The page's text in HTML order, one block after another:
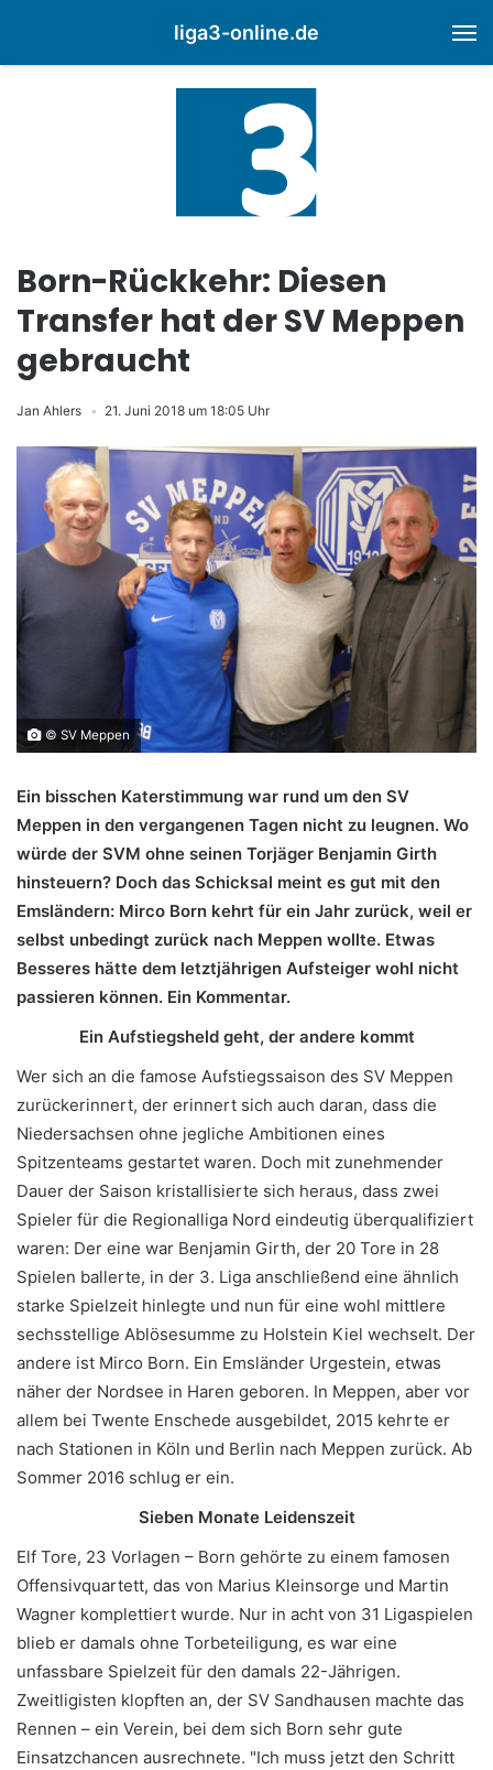
liga3-online.de
Born-Rückkehr: Diesen
Transfer hat der SV Meppen
gebraucht
Jan Ahlers 21. Juni 2018 um 18:05 Uhr
© SV Meppen
Ein bisschen Katerstimmung war rund um den SV
Meppen in den vergangenen Tagen nicht zu leugnen. Wo
würde der SVM ohne seinen Torjäger Benjamin Girth
hinsteuern? Doch das Schicksal meint es gut mit den
Emsländern: Mirco Born kehrt für ein Jahr zurück, weil er
selbst unbedingt zurück nach Meppen wollte. Etwas
Besseres hätte dem letztjährigen Aufsteiger wohl nicht
passieren können. Ein Kommentar.
Ein Aufstiegsheld geht, der andere kommt
Wer sich an die famose Aufstiegssaison des SV Meppen
zurückerinnert, der erinnert sich auch daran, dass die
Niedersachsen ohne jegliche Ambitionen eines
Spitzenteams gestartet waren. Doch mit zunehmender
Dauer der Saison kristallisierte sich heraus, dass zwei
Spieler für die Regionalliga Nord eindeutig überqualifiziert
waren: Der eine war Benjamin Girth, der 20 Tore in 28
Spielen ballerte, in der 3. Liga anschließend eine ähnlich
starke Spielzeit hinlegte und nun für eine wohl mittlere
sechsstellige Ablösesumme zu Holstein Kiel wechselt. Der
andere ist Mirco Born. Ein Emsländer Urgestein, etwas
näher der Nordsee in Haren geboren. In Meppen, aber vor
allem bei Twente Enschede ausgebildet, 2015 kehrte er
nach Stationen in Köln und Berlin nach Meppen zurück. Ab
Sommer 2016 schlug er ein.
Sieben Monate Leidenszeit
Elf Tore, 23 Vorlagen – Born gehörte zu einem famosen
Offensivquartett, das von Marius Kleinsorge und Martin
Wagner komplettiert wurde. Nur in acht von 31 Ligaspielen
blieb er damals ohne Torbeteiligung, es war eine
unfassbare Spielzeit für den damals 22-Jährigen.
Zweitligisten klopften an, der SV Sandhausen machte das
Rennen – ein Verein, bei dem sich Born sehr gute
Einsatzchancen ausrechnete. "Ich muss jetzt den Schritt